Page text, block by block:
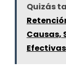
Quizás
Causas,
Efectivas